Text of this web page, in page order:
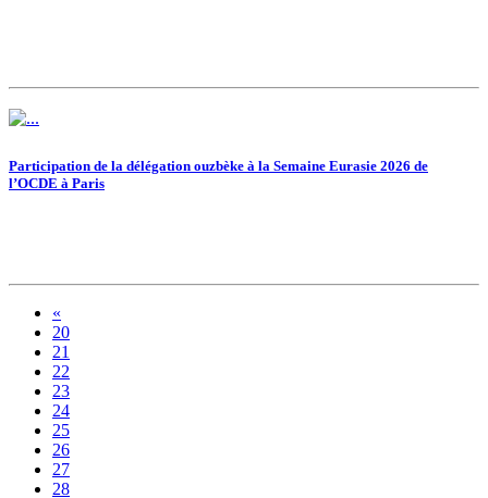
Participation de la délégation ouzbèke à la Semaine Eurasie 2026 de
l’OCDE à Paris
«
20
21
22
23
24
25
26
27
28